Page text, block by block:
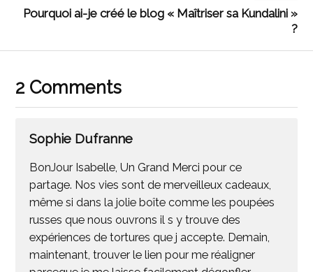
Pourquoi ai-je créé le blog « Maîtriser sa Kundalini »
?
2 Comments
Sophie Dufranne
BonJour Isabelle, Un Grand Merci pour ce
partage. Nos vies sont de merveilleux cadeaux,
même si dans la jolie boîte comme les poupées
russes que nous ouvrons il s y trouve des
expériences de tortures que j accepte. Demain,
maintenant, trouver le lien pour me réaligner